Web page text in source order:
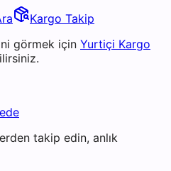
Kargo Takip
görmek için Yurtiçi Kargo
takip edin, anlık